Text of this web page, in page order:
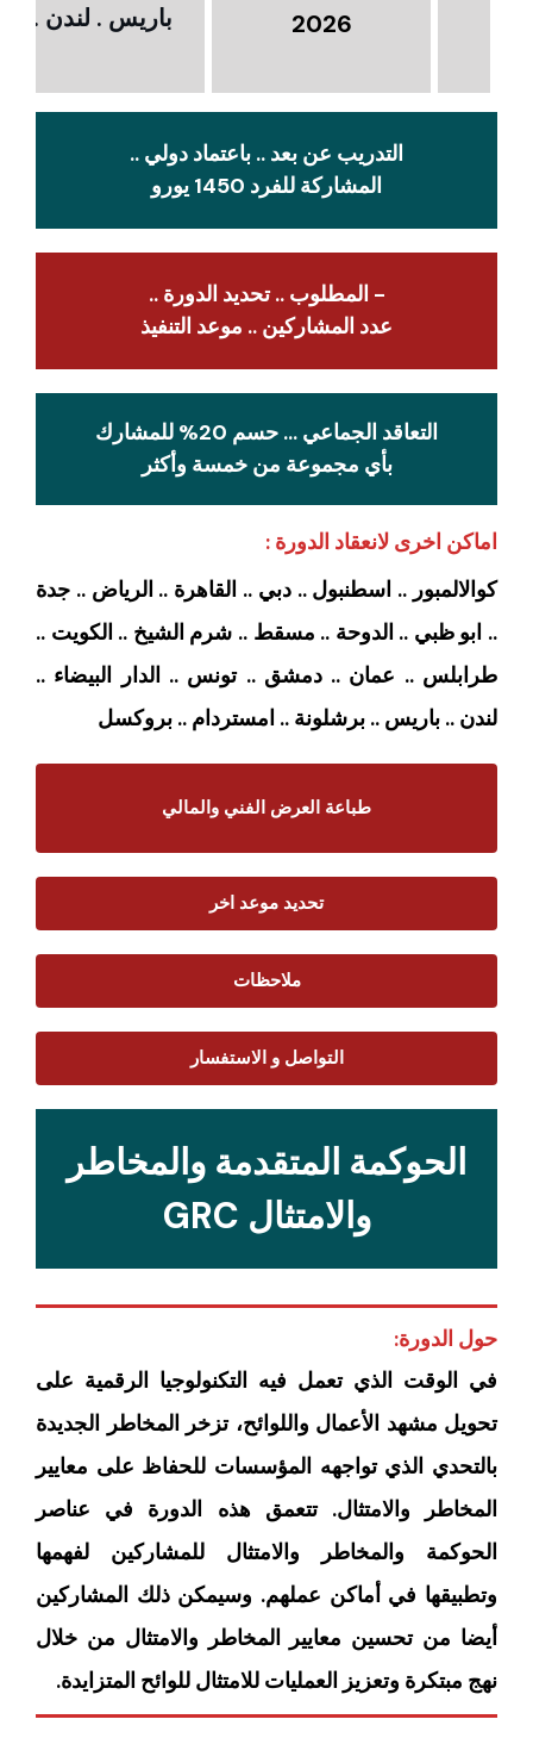
2026
باريس . لندن .
التدريب عن بعد .. باعتماد دولي ..
المشاركة للفرد 1450 يورو
- المطلوب .. تحديد الدورة ..
عدد المشاركين .. موعد التنفيذ
التعاقد الجماعي … حسم 20% للمشارك
بأي مجموعة من خمسة وأكثر
اماكن اخرى لانعقاد الدورة :
كوالالمبور .. اسطنبول .. دبي .. القاهرة .. الرياض .. جدة
.. ابو ظبي .. الدوحة .. مسقط .. شرم الشيخ .. الكويت ..
طرابلس .. عمان .. دمشق .. تونس .. الدار البيضاء ..
لندن .. باريس .. برشلونة .. امستردام .. بروكسل
طباعة العرض الفني والمالي
تحديد موعد اخر
ملاحظات
التواصل و الاستفسار
الحوكمة المتقدمة والمخاطر
والامتثال GRC
حول الدورة:
في الوقت الذي تعمل فيه التكنولوجيا الرقمية على
تحويل مشهد الأعمال واللوائح، تزخر المخاطر الجديدة
بالتحدي الذي تواجهه المؤسسات للحفاظ على معايير
المخاطر والامتثال. تتعمق هذه الدورة في عناصر
الحوكمة والمخاطر والامتثال للمشاركين لفهمها
وتطبيقها في أماكن عملهم. وسيمكن ذلك المشاركين
أيضا من تحسين معايير المخاطر والامتثال من خلال
نهج مبتكرة وتعزيز العمليات للامتثال للوائح المتزايدة.